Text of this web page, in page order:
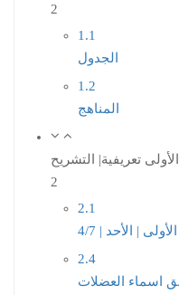
2
1.1
الجدول
1.2
المناهج
تعريفية| التشريح
2
2.1
| الأحد | 4/7
2.4
اسماء العضلات